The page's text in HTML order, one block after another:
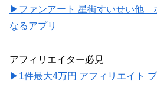
▶ファンアート 星街すいせい他
なるアプリ
アフィリエイター必見
▶1件最大4万円 アフィリエイト